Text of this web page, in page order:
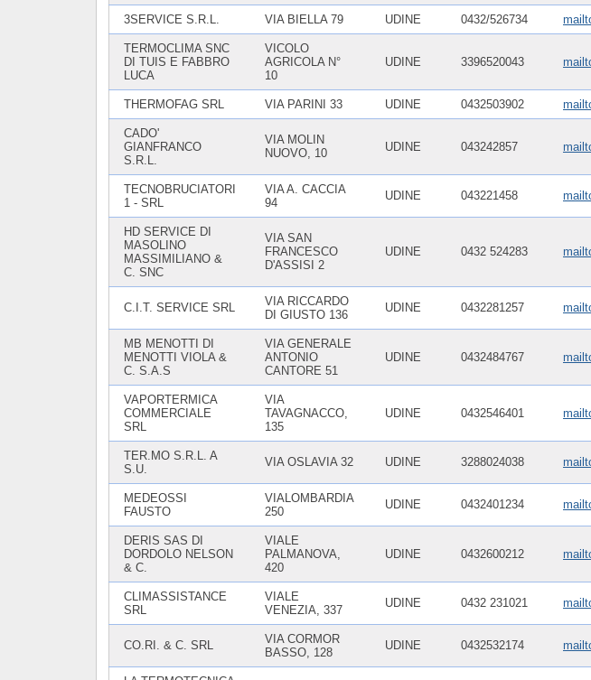
3SERVICE S.R.L. VIA BIELLA 79 UDINE 0432/526734
TERMOCLIMA SNC
DI TUIS E FABBRO
LUCA
VICOLO
AGRICOLA N°
10
UDINE 3396520043
THERMOFAG SRL VIA PARINI 33 UDINE 0432503902
CADO'
GIANFRANCO
S.R.L.
VIA MOLIN
NUOVO, 10
UDINE 043242857
TECNOBRUCIATORI
1 - SRL
VIA A. CACCIA
94
UDINE 043221458
HD SERVICE DI
MASOLINO
MASSIMILIANO &
C. SNC
VIA SAN
FRANCESCO
D'ASSISI 2
UDINE 0432 524283
C.I.T. SERVICE SRL
VIA RICCARDO
DI GIUSTO 136
UDINE 0432281257
MB MENOTTI DI
MENOTTI VIOLA &
C. S.A.S
VIA GENERALE
ANTONIO
CANTORE 51
UDINE 0432484767
VAPORTERMICA
COMMERCIALE
SRL
VIA
TAVAGNACCO,
135
UDINE 0432546401
TER.MO S.R.L. A
S.U.
VIA OSLAVIA 32 UDINE 3288024038
MEDEOSSI
FAUSTO
VIALOMBARDIA
250
UDINE 0432401234
DERIS SAS DI
DORDOLO NELSON
& C.
VIALE
PALMANOVA,
420
UDINE 0432600212
CLIMASSISTANCE
SRL
VIALE
VENEZIA, 337
UDINE 0432 231021
CO.RI. & C. SRL
VIA CORMOR
BASSO, 128
UDINE 0432532174